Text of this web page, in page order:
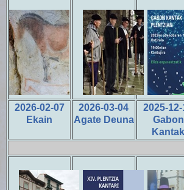
2026-02-07
Ekain
2026-03-04
Agate Deuna
2025-
Gabon
Kantak